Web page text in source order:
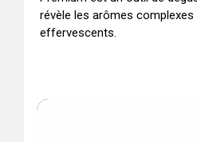
révèle les arômes complexes
effervescents.